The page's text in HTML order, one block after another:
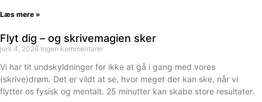
Læs mere »
Flyt dig – og skrivemagien sker
juni 4, 2026 Ingen kommentarer
Vi har tit undskyldninger for ikke at gå i gang med vores
(skrive)drøm. Det er vildt at se, hvor meget der kan ske, når vi
flytter os fysisk og mentalt. 25 minutter kan skabe store resultater.